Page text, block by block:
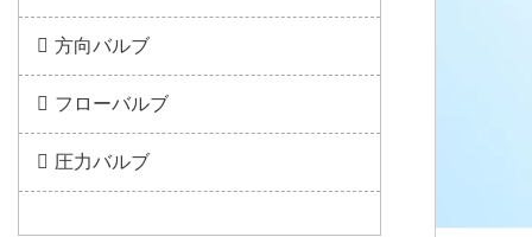
方向バルブ
フローバルブ
圧力バルブ